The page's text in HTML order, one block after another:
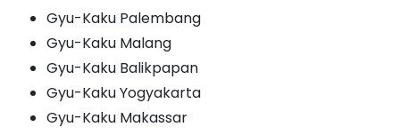
Gyu-Kaku Palembang
Gyu-Kaku Malang
Gyu-Kaku Balikpapan
Gyu-Kaku Yogyakarta
Gyu-Kaku Makassar